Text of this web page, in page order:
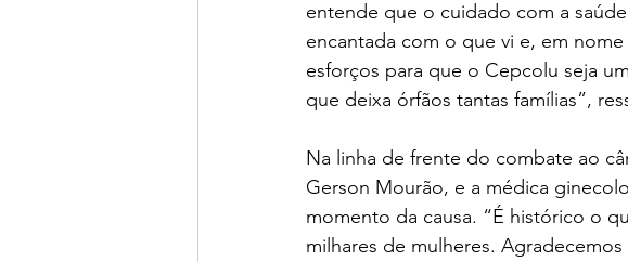
entende que o cuidado com a
encantada com o que vi e, em
esforços para que o Cepcolu seja
que deixa órfãos tantas famílias”,
Na linha de frente do combate ao
Gerson Mourão, e a médica
momento da causa. “É histórico o
milhares de mulheres.